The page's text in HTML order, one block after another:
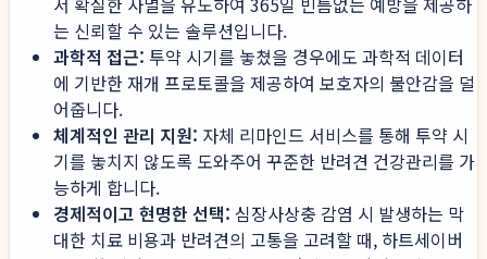
는 신뢰할 수 있는 솔루션입니다.
과학적 접근: 투약 시기를 놓쳤을 경우에도 과학적 데이터
에 기반한 재개 프로토콜을 제공하여 보호자의 불안감을 덜
어줍니다.
체계적인 관리 지원: 자체 리마인드 서비스를 통해 투약 시
기를 놓치지 않도록 도와주어 꾸준한 반려견 건강관리를 가
능하게 합니다.
경제적이고 현명한 선택: 심장사상충 감염 시 발생하는 막
대한 치료 비용과 반려견의 고통을 고려할 때, 하트세이버